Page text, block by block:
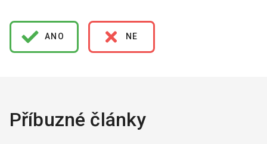
ANO NE
Příbuzné články